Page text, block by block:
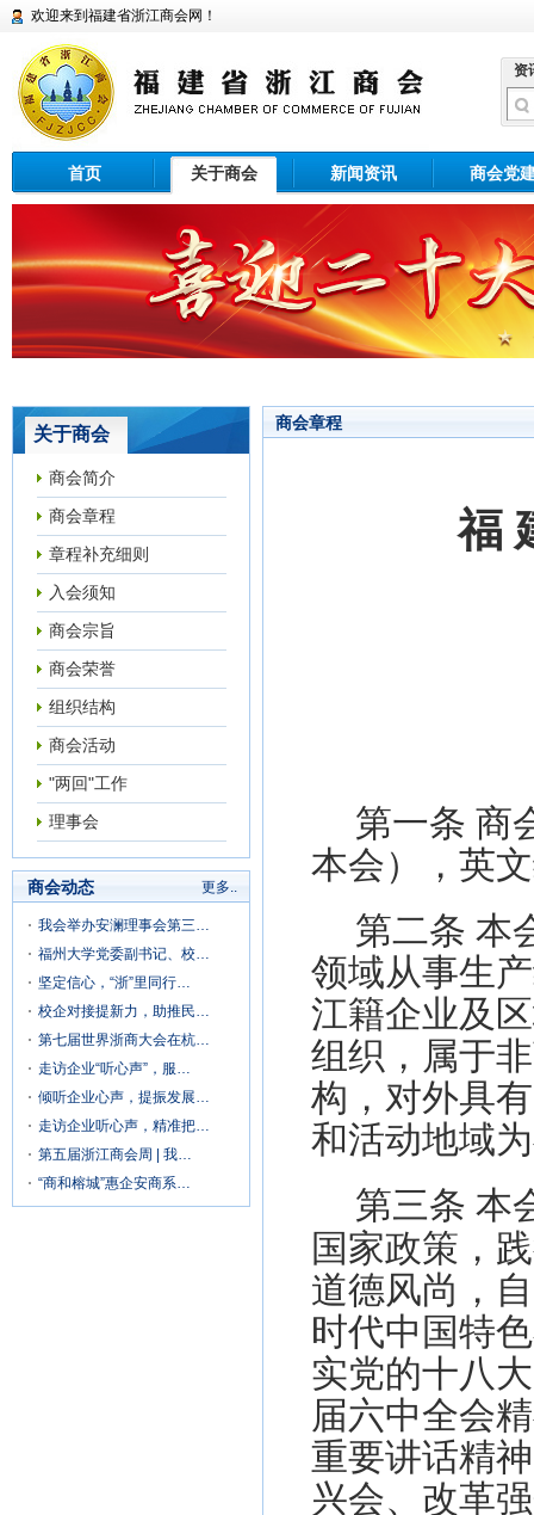
欢迎来到福建省浙江商会网！
资
首页 关于商会 新闻资讯 商会党
关于商会
商会简介
商会章程
章程补充细则
入会须知
商会宗旨
商会荣誉
组织结构
商会活动
"两回"工作
理事会
商会动态 更多..
我会举办安澜理事会第三…
福州大学党委副书记、校…
坚定信心，“浙”里同行…
校企对接提新力，助推民…
第七届世界浙商大会在杭…
走访企业“听心声”，服…
倾听企业心声，提振发展…
走访企业听心声，精准把…
第五届浙江商会周 | 我…
“商和榕城”惠企安商系…
商会章程
福
第一条 商
本会），英
第二条 本
领域从事生
江籍企业及
组织，属于
构，对外具
和活动地域
第三条 本
国家政策，
道德风尚，
时代中国特
实党的十八
届六中全会
重要讲话精
兴会、改革